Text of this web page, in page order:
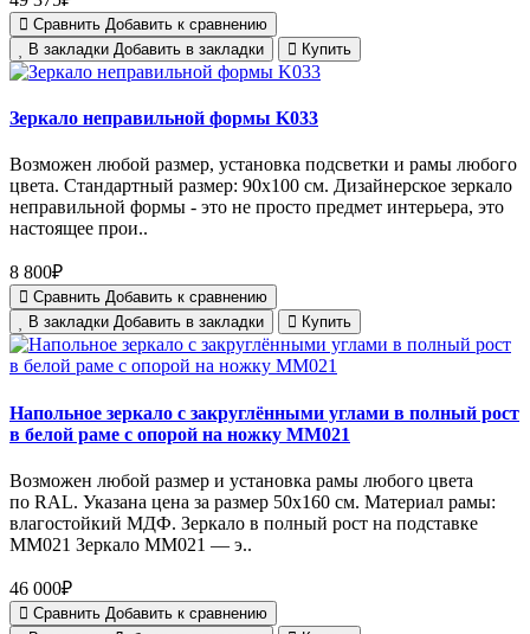
Сравнить Добавить к сравнению
В закладки Добавить в закладки Купить
Зеркало неправильной формы K033
Возможен любой размер, установка подсветки и рамы любого
цвета. Стандартный размер: 90x100 см. Дизайнерское зеркало
неправильной формы - это не просто предмет интерьера, это
настоящее прои..
8 800₽
Сравнить Добавить к сравнению
В закладки Добавить в закладки Купить
Напольное зеркало с закруглёнными углами в полный рост
в белой раме с опорой на ножку MM021
Возможен любой размер и установка рамы любого цвета
по RAL. Указана цена за размер 50х160 см. Материал рамы:
влагостойкий МДФ. Зеркало в полный рост на подставке
MM021 Зеркало MM021 — э..
46 000₽
Сравнить Добавить к сравнению